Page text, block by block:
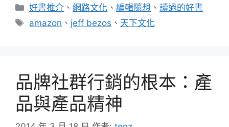
分
類
好書推介 、網路文化 、編輯隨想 、讀過的好書
標
amazon 、 jeff bezos 、 天下文化
品牌社群行銷的根本：產
品與產品精神